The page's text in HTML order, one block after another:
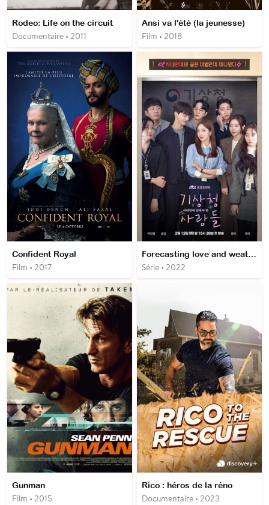
Rodeo: Life on the circuit
Documentaire • 2011
Ansi va l'été (la jeunesse)
Film • 2018
Confident Royal
Film • 2017
Forecasting love and weather
Série • 2022
Gunman
Film • 2015
Rico : héros de la réno
Documentaire • 2023